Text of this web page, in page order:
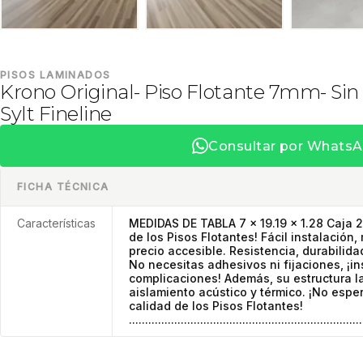
PISOS LAMINADOS
Krono Original- Piso Flotante 7mm- Sin
Sylt Fineline
Consultar por
FICHA TÉCNICA
Características
MEDIDAS DE TABLA 7 x 19.19 x 1.28
de los Pisos Flotantes! Fácil
precio accesible. Resistencia,
No necesitas adhesivos ni fijaciones,
complicaciones! Además, su estructura
aislamiento acústico y térmico. ¡No
calidad de los Pisos Flotantes!